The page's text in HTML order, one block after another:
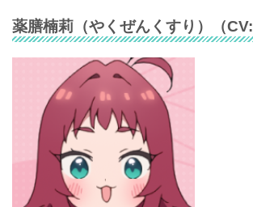
薬膳楠莉 （やくぜんくすり ）（CV: